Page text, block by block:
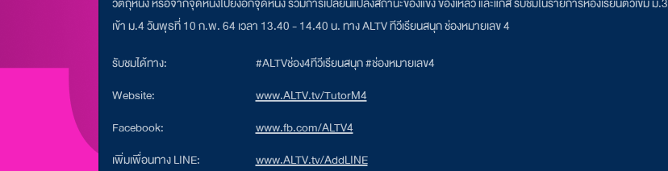
เข้า ม.4 วันพุธที่ 10 ก.พ. 64 เวลา 13.40 - 14.40 น. ทาง ALTV ทีวีเรียนสนุก ช่องหมายเลข 4
รับชมได้ทาง:
#ALTVช่อง4ทีวีเรียนสนุก #ช่องหมายเลข4
Website:
www.ALTV.tv/TutorM4
Facebook:
www.fb.com/ALTV4
เพิ่มเพื่อนทาง LINE:
www.ALTV.tv/AddLINE